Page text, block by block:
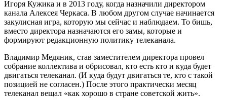
Игоря Кужика и в 2013 году, когда назначили директором
канала Алексея Черкаса. В любом другом случае начинается
закулисная игра, которую мы сейчас и наблюдаем. То бишь,
вместо директора назначаются его замы, которые и
формируют редакционную политику телеканала.
Владимир Медяник, став заместителем директора провел
собрание коллектива и обрисовал, кто есть кто и куда будет
двигаться телеканал. (И куда будут двигаться те, кто с такой
позицией не согласен.) После этого практически месяц
телеканал вещал «как хорошо в стране советской жить».